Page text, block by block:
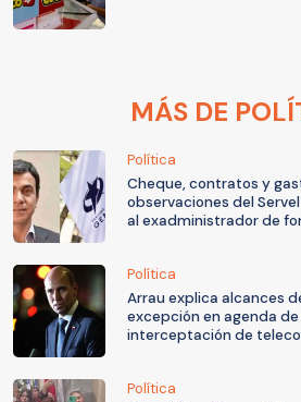
MÁS DE
Política
Cheque, contratos y
observaciones del
al exadministrador de
Política
Arrau explica alcances
excepción en agenda
interceptación de
Política